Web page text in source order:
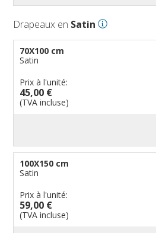
Drapeaux en Satin
70X100 cm
Satin
Prix à l'unité:
45,00 €
(TVA incluse)
100X150 cm
Satin
Prix à l'unité:
59,00 €
(TVA incluse)